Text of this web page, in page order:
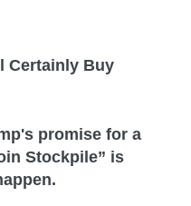
Certainly Buy
promise for a
Stockpile” is